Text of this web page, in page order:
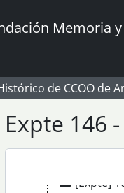
Memoria
de CCOO de
Expte 146
[Expte]
[Expte]
[Expte]
[Expte]
[Expte]
[Expte]
[Expte]